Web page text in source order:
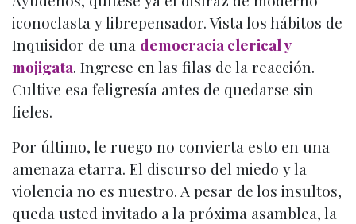
iconoclasta y librepensador. Vista los hábitos de
Inquisidor de una democracia clerical y
mojigata. Ingrese en las filas de la reacción.
Cultive esa feligresía antes de quedarse sin
fieles.
Por último, le ruego no convierta esto en una
amenaza etarra. El discurso del miedo y la
violencia no es nuestro. A pesar de los insultos,
queda usted invitado a la próxima asamblea, la